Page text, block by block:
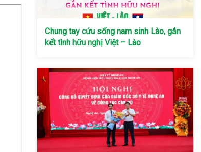
Chung tay cứu sống nam sinh Lào, gắn
kết tình hữu nghị Việt – Lào